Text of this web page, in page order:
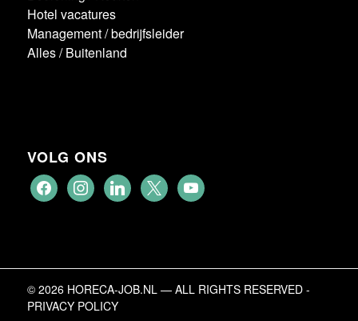
Hotel vacatures
Management / bedrijfsleider
Alles/Buitenland
VOLG ONS
facebookinstagramlinkedin
x youtube
© 2026 HORECA-JOB.NL — ALL RIGHTS RESERVED -
PRIVACY POLICY